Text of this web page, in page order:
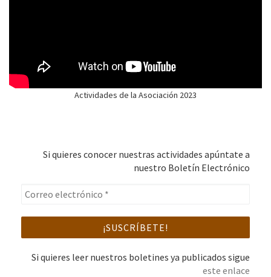
Actividades de la Asociación 2023
Si quieres conocer nuestras actividades apúntate a
nuestro Boletín Electrónico
Si quieres leer nuestros boletines ya publicados sigue
este enlace